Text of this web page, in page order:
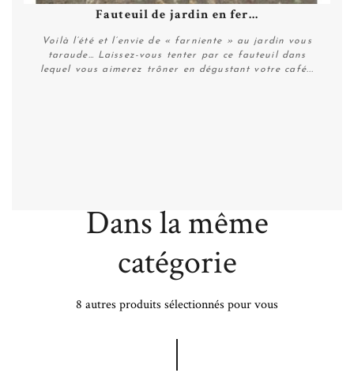
Fauteuil de jardin en fer...
Voilà l’été et l’envie de « farniente » au jardin vous
taraude… Laissez-vous tenter par ce fauteuil dans
lequel vous aimerez trôner en dégustant votre café...
Dans la même
catégorie
8 autres produits sélectionnés pour vous